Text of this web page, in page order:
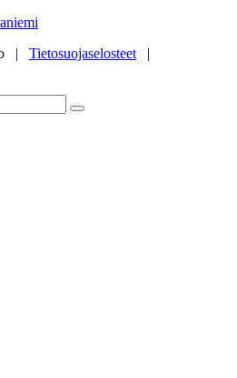
| Tietosuojaselosteet |